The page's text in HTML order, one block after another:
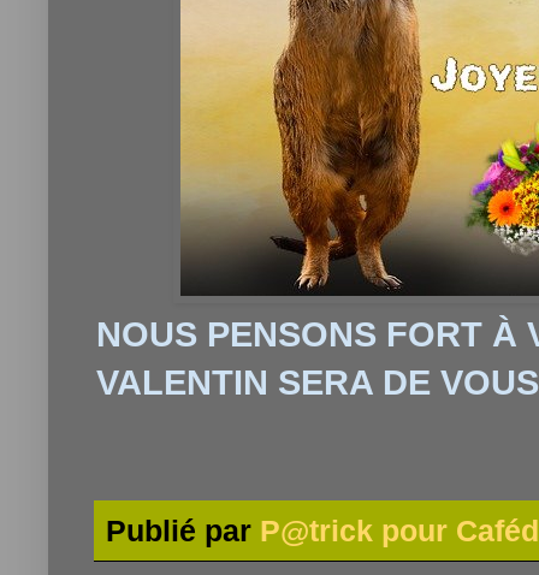
NOUS PENSONS FORT À
VALENTIN SERA DE
Publié par P@trick pour